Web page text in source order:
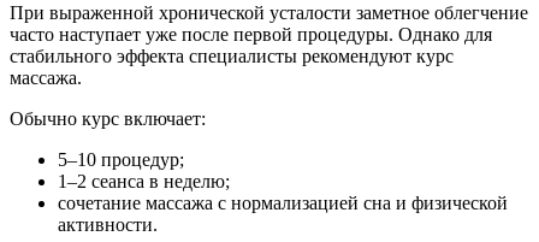
При выраженной хронической усталости заметное облегчение
часто наступает уже после первой процедуры. Однако для
стабильного эффекта специалисты рекомендуют курс
массажа.
Обычно курс включает:
5–10 процедур;
1–2 сеанса в неделю;
сочетание массажа с нормализацией сна и физической
активности.